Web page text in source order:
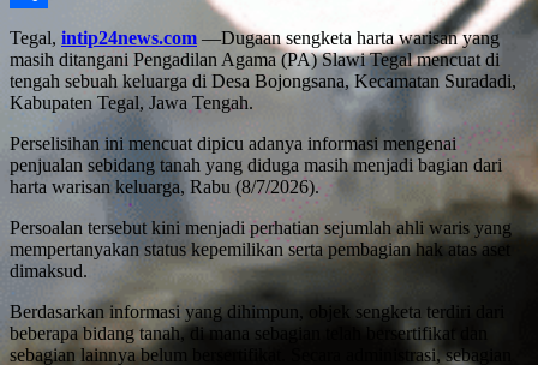
Share
Tegal, intip24news.com —Dugaan sengketa harta warisan yang
masih ditangani Pengadilan Agama (PA) Slawi Tegal mencuat di
tengah sebuah keluarga di Desa Bojongsana, Kecamatan Suradadi,
Kabupaten Tegal, Jawa Tengah.
Perselisihan ini mencuat dipicu adanya informasi mengenai
penjualan sebidang tanah yang diduga masih menjadi bagian dari
harta warisan keluarga, Rabu (8/7/2026).
Persoalan tersebut kini menjadi perhatian sejumlah ahli waris yang
mempertanyakan status kepemilikan serta pembagian hak atas aset
dimaksud.
Berdasarkan informasi yang dihimpun, objek sengketa terdiri dari
beberapa bidang tanah, di mana sebagian telah bersertifikat dan
sebagian lainnya belum bersertifikat. Secara administrasi, sebagian